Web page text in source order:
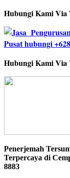
Hubungi Kami Via
Hubungi Kami Via
Penerjemah
Terpercaya di
8883